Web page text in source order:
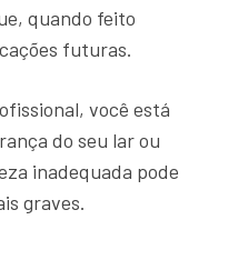
quando feito
futuras.
você está
do seu lar ou
inadequada pode
graves.